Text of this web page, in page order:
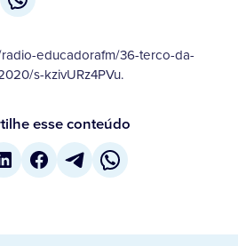
educadorafm/36-terco-da-
s-kzivURz4PVu.
esse conteúdo